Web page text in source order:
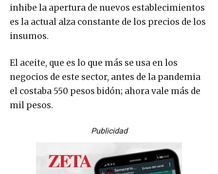
inhibe la apertura de nuevos establecimientos
es la actual alza constante de los precios de los
insumos.
El aceite, que es lo que más se usa en los
negocios de este sector, antes de la pandemia
el costaba 550 pesos bidón; ahora vale más de
mil pesos.
Publicidad